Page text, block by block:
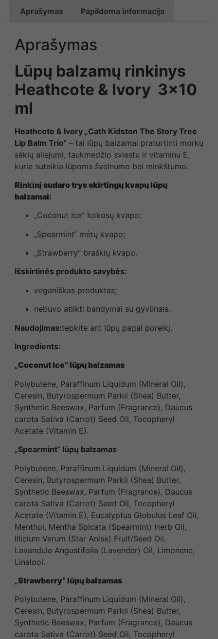
Aprašymas Papildoma informacija
Aprašymas
Lūpų balzamų rinkinys
Heathcote & Ivory 3×10
ml
Heathcote & Ivory „Cath Kidston The Story Tree
Lip Balm Trio“ – tai lūpų balzamai praturtinti morkų
sėklų aliejumi, taukmedžio sviestu ir vitaminu E,
kurie suteikia lūpoms švelnumo bei minkštumo.
Rinkinį sudaro trys skirtingų kvapų lūpų
balzamai:
„Coconut Ice“ kokosų kvapo;
„Spearmint“ mėtų kvapo;
„Strawberry“ braškių kvapo.
Išskirtinės produkto savybės:
veganiškas produktas;
nebuvo atlikti bandymai su gyvūnais.
Naudojimas:tepkite ant lūpų pagal poreikį.
Ingredients:
„Coconut Ice“ lūpų balzamas
Polybutene, Paraffinum Liquidum (Mineral Oil),
Ceresin, Butyrospermum Parkii (Shea) Butter,
Synthetic Beeswax, Parfum (Fragrance), Daucus
carota Sativa (Carrot) Seed Oil, Tocopheryl
Acetate (Vitamin E).
„Spearmint“ lūpų balzamas
Polybutene, Paraffinum Liquidum (Mineral Oil),
Ceresin, Butyrospermum Parkii (Shea) Butter,
Synthetic Beeswax, Parfum (Fragrance), Daucus
carota Sativa (Carrot) Seed Oil, Tocopheryl
Acetate (Vitamin E), Eucalyptus Globulus Leaf Oil,
Menthol, Mentha Spicata (Spearmint) Herb Oil,
Illicium Verum (Star Anise) Fruit/Seed Oil,
Lavandula Angustifolia (Lavender) Oil, Limonene,
Linalool.
„Strawberry“ lūpų balzamas
Polybutene, Paraffinum Liquidum (Mineral Oil),
Ceresin, Butyrospermum Parkii (Shea) Butter,
Synthetic Beeswax, Parfum (Fragrance), Daucus
carota Sativa (Carrot) Seed Oil, Tocopheryl